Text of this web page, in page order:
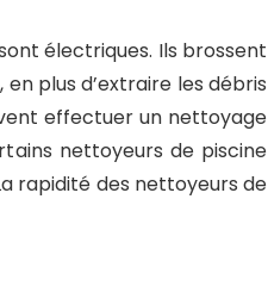
électriques. Ils brossent
plus d’extraire les débris
effectuer un nettoyage
nettoyeurs de piscine
rapidité des nettoyeurs de